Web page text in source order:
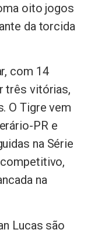
oito jogos
da torcida
com 14
três vitórias,
O Tigre vem
PR e
na Série
na
Lucas são